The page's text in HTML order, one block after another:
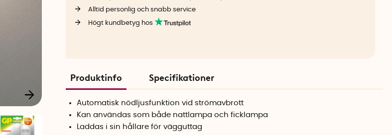
Alltid personlig och snabb service
Högt kundbetyg hos
Produktinfo Specifikationer
Automatisk nödljusfunktion vid strömavbrott
Kan användas som både nattlampa och ficklampa
Laddas i sin hållare för vägguttag